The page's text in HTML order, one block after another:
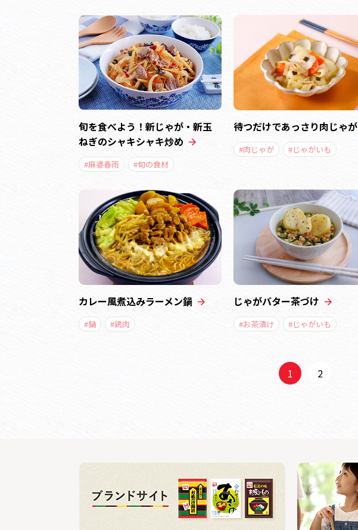
旬を食べよう！新じゃが・新玉
ねぎのシャキシャキ炒め
#麻婆春雨 #旬の食材
待つだけであっさり肉じゃが
#肉じゃが #じゃがいも
カレー風煮込みラーメン鍋
#鍋 #鶏肉
じゃがバター茶づけ
#お茶漬け #じゃがいも
1 2